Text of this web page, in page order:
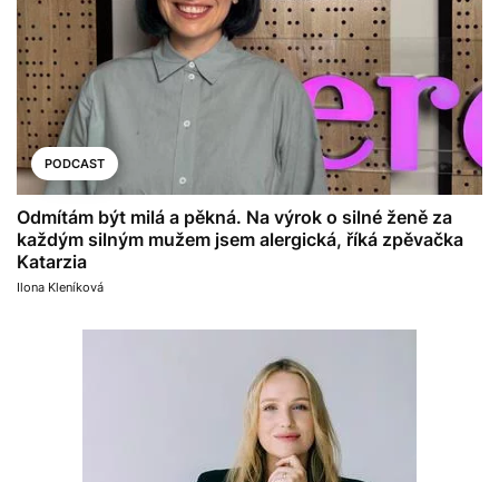
PODCAST
Odmítám být milá a pěkná. Na výrok o silné ženě za
každým silným mužem jsem alergická, říká zpěvačka
Katarzia
Ilona Kleníková